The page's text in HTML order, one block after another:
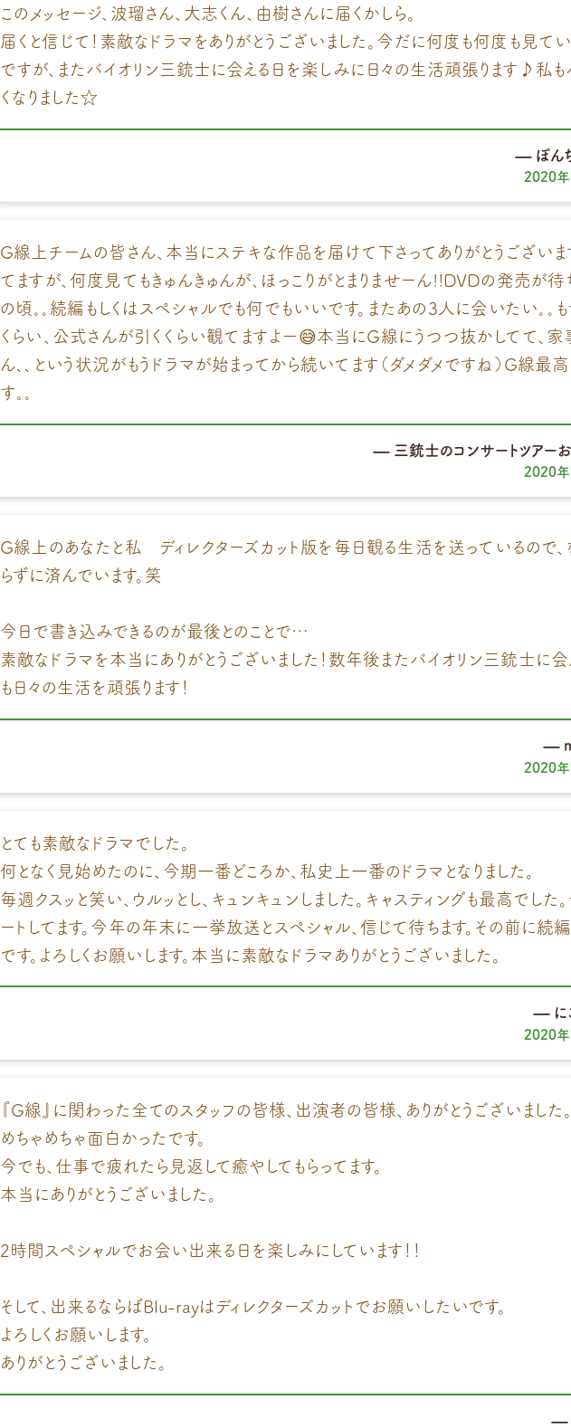
このメッセージ、波瑠さん、大志くん、由樹さんに届くかしら。
届くと信じて！素敵なドラマをありがとうございました。今だに何度も何度も見て
ですが、またバイオリン三銃士に会える日を楽しみに日々の生活頑張ります♪私も
くなりました☆
ぽん
2020
G線上チームの皆さん、本当にステキな作品を届けて下さってありがとうございま
てますが、何度見てもきゅんきゅんが、ほっこりがとまりませーん!!DVDの発売が待
の頃｡｡続編もしくはスペシャルでも何でもいいです。またあの3人に会いたい｡｡も
くらい、公式さんが引くくらい観てますよー😅本当にG線にうつつ抜かしてて、家
ん､､という状況がもうドラマが始まってから続いてます（ダメダメですね）G線最
す｡｡
三銃士のコンサートツアー
2020
G線上のあなたと私 ディレクターズカット版を毎日観る生活を送っているので、
らずに済んでいます。笑
今日で書き込みできるのが最後とのことで…
素敵なドラマを本当にありがとうございました！数年後またバイオリン三銃士に
も日々の生活を頑張ります！
2020
とても素敵なドラマでした。
何となく見始めたのに、今期一番どころか、私史上一番のドラマとなりました。
毎週クスッと笑い、ウルッとし、キュンキュンしました。キャスティングも最高でした
ートしてます。今年の年末に一挙放送とスペシャル、信じて待ちます。その前に続
です。よろしくお願いします。本当に素敵なドラマありがとうございました。
に
2020
『G線』に関わった全てのスタッフの皆様、出演者の皆様、ありがとうございました。
めちゃめちゃ面白かったです。
今でも、仕事で疲れたら見返して癒やしてもらってます。
本当にありがとうございました。
2時間スペシャルでお会い出来る日を楽しみにしています！！
そして、出来るならばBlu-rayはディレクターズカットでお願いしたいです。
よろしくお願いします。
ありがとうございました。